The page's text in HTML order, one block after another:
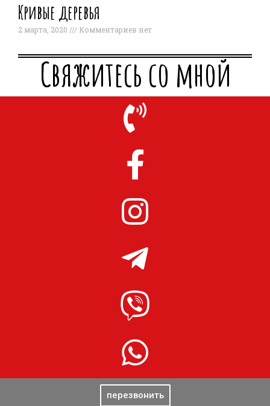
Кривые деревья
2 марта, 2020 Комментариев нет
Свяжитесь со мной
перезвонить